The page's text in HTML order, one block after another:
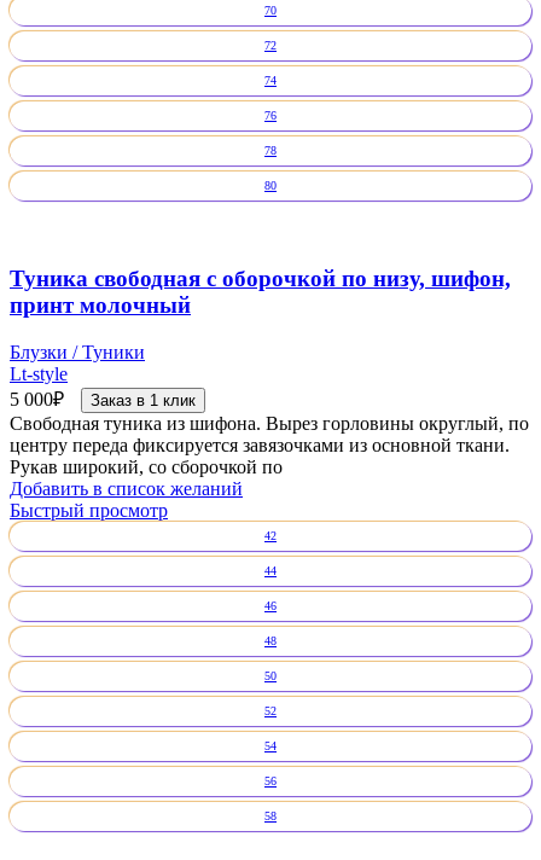
70
72
74
76
78
80
Туника свободная с оборочкой по низу, шифон,
принт молочный
Блузки / Туники
Lt-style
5 000₽ Заказ в 1 клик
Свободная туника из шифона. Вырез горловины округлый, по
центру переда фиксируется завязочками из основной ткани.
Рукав широкий, со сборочкой по
Добавить в список желаний
Быстрый просмотр
42
44
46
48
50
52
54
56
58